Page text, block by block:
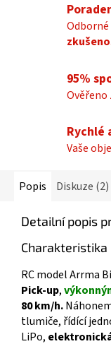
95%
Rychlé
Vaše
Popis Diskuze (2)
Detailní popis
Charakteristika
RC model Arrma
Pick-up,
80 km/h.
tlumiče, řídící
LiPo,